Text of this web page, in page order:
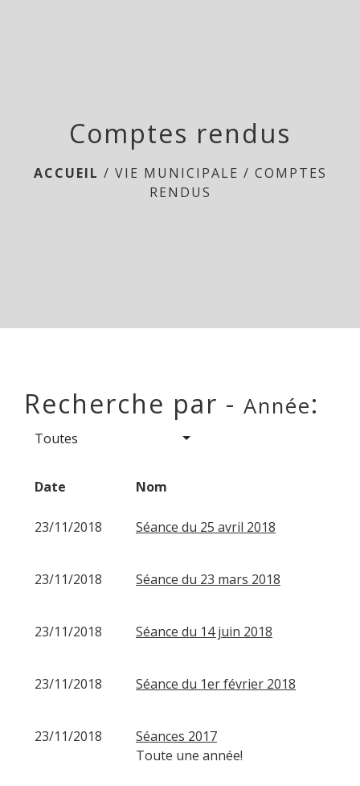
Comptes rendus
ACCUEIL / VIE MUNICIPALE / COMPTES
RENDUS
Recherche par - Année:
Toutes
Date Nom
23/11/2018 Séance du 25 avril 2018
23/11/2018 Séance du 23 mars 2018
23/11/2018 Séance du 14 juin 2018
23/11/2018 Séance du 1er février 2018
23/11/2018
Séances 2017
Toute une année!